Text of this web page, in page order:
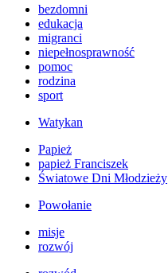
bezdomni
edukacja
migranci
niepełnosprawność
pomoc
rodzina
sport
Watykan
Papież
papież Franciszek
Światowe Dni Młodzieży
Powołanie
misje
rozwój